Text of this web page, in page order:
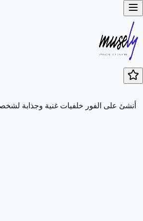
أنشئ على الفور خلفيات غنية وجذابة